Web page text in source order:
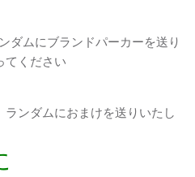
ダムにブランドパーカーを送り
てください
ンダムにおまけを送りいたし